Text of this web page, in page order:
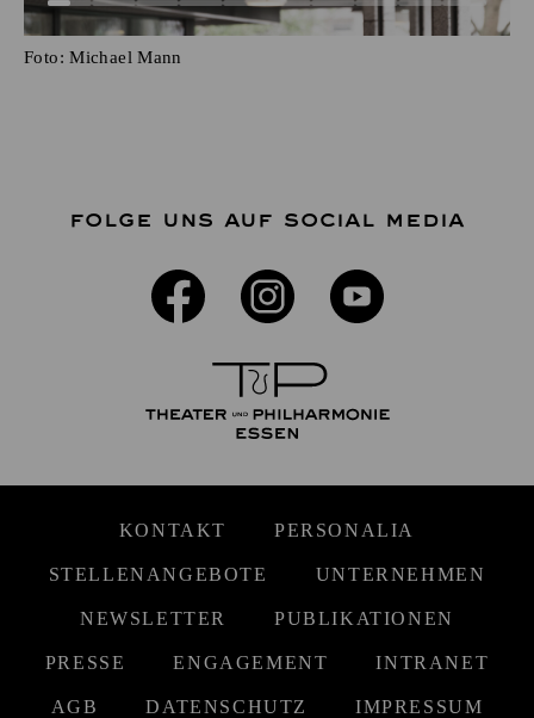
Foto: Michael Mann
FOLGE UNS AUF SOCIAL MEDIA
KONTAKT PERSONALIA
STELLENANGEBOTE UNTERNEHMEN
NEWSLETTER PUBLIKATIONEN
PRESSE ENGAGEMENT INTRANET
AGB DATENSCHUTZ IMPRESSUM